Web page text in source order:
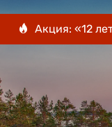
Акция: «12